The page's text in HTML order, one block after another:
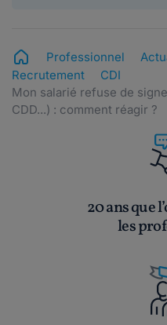
Professionnel
Recrutement
CDI
Mon salarié refuse de
CDD...) : comment réagir ?
20 ans que
les